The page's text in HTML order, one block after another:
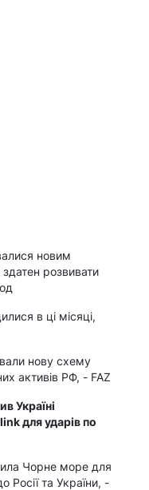
новим
розвивати
в ці місяці,
нову схему
активів РФ, - FAZ
Україні
для ударів по
Чорне море для
та України, -